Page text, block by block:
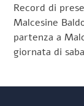
Record di
Malcesine
partenza a
giornata di